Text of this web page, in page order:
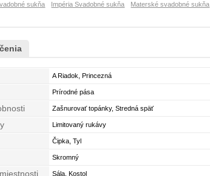
sukňa Impéria Svadobné sukňa Materské svadobné sukňa
A Riadok, Princezná
Prírodné pása
Zašnurovať topánky, Stredná späť
Limitovaný rukávy
Čipka, Tyl
Skromný
Sála, Kostol